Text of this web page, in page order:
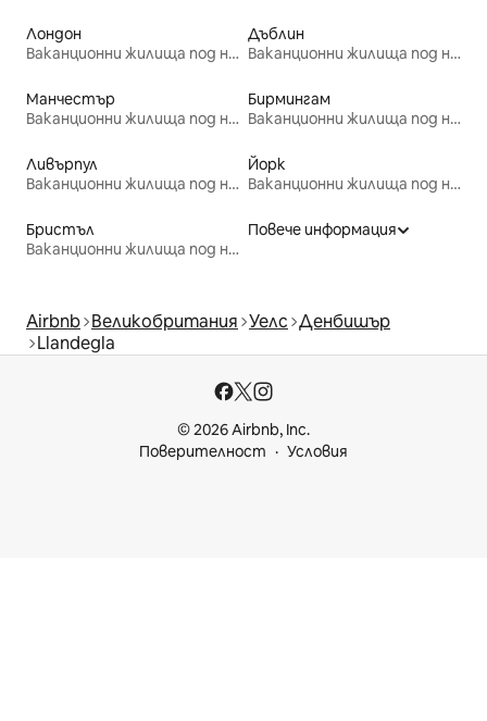
Лондон
Ваканционни жилища под наем
Дъблин
Ваканционни жилища под наем
Манчестър
Ваканционни жилища под наем
Бирмингам
Ваканционни жилища под наем
Ливърпул
Ваканционни жилища под наем
Йорк
Ваканционни жилища под наем
Бристъл
Ваканционни жилища под наем
Повече информация
Airbnb Великобритания Уелс Денбишър
Llandegla
© 2026 Airbnb, Inc.
Поверителност
Условия